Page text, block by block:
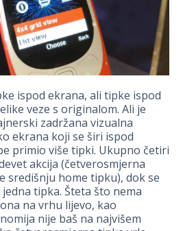
ispod ekrana, ali tipke ispod
veze s originalom. Ali je
zadržana vizualna
ekrana koji se širi ispod
primio više tipki. Ukupno četiri
akcija (četverosmjerna
središnju home tipku), dok se
tipka. Šteta što nema
na vrhu lijevo, kao
nije baš na najvišem